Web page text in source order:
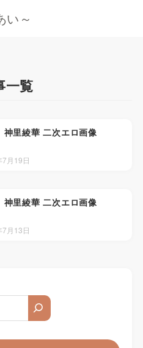
い～
一覧
神里綾華 二次エロ画像
月19日
神里綾華 二次エロ画像
月13日